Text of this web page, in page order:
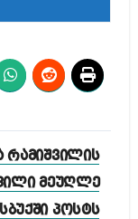
რამიშვილის
მეუღლე
პოსტს